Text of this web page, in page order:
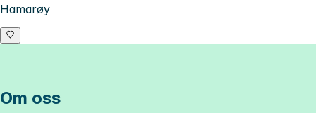
Hamarøy
Om oss